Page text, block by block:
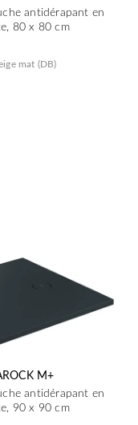
antidérapant en
80 x 80 cm
mat (DB)
M+
antidérapant en
90 x 90 cm